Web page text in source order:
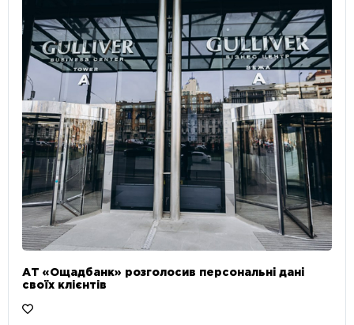
АТ «Ощадбанк» розголосив персональні дані
своїх клієнтів